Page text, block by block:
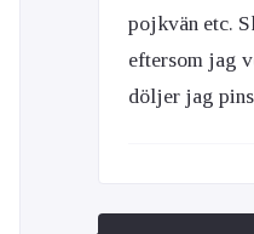
pojkvän etc.
eftersom jag
döljer jag